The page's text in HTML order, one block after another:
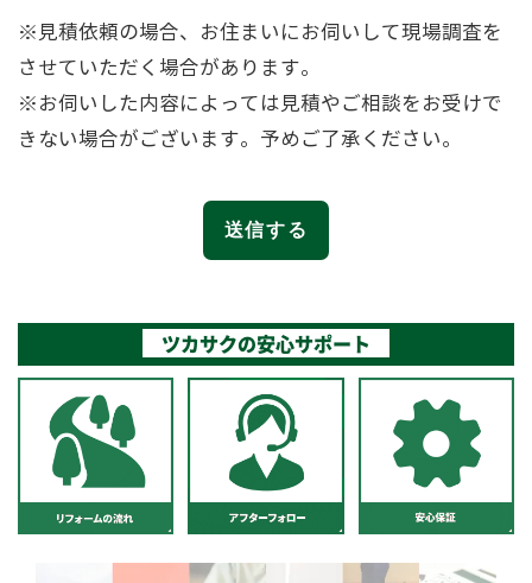
※見積依頼の場合、お住まいにお伺いして現場調査を
させていただく場合があります。
※お伺いした内容によっては見積やご相談をお受けで
きない場合がございます。予めご了承ください。
ツカサクの安心サポート